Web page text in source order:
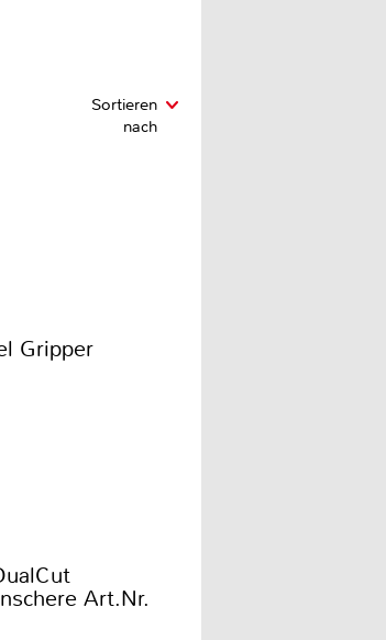
Sortieren
nach
Gripper
Art.Nr.